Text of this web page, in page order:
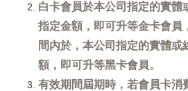
白卡會員於本公司指定的實體
指定金額，即可升等金卡會員
間內於，本公司指定的實體或
額，即可升等黑卡會員。
有效期間屆期時，若會員卡消